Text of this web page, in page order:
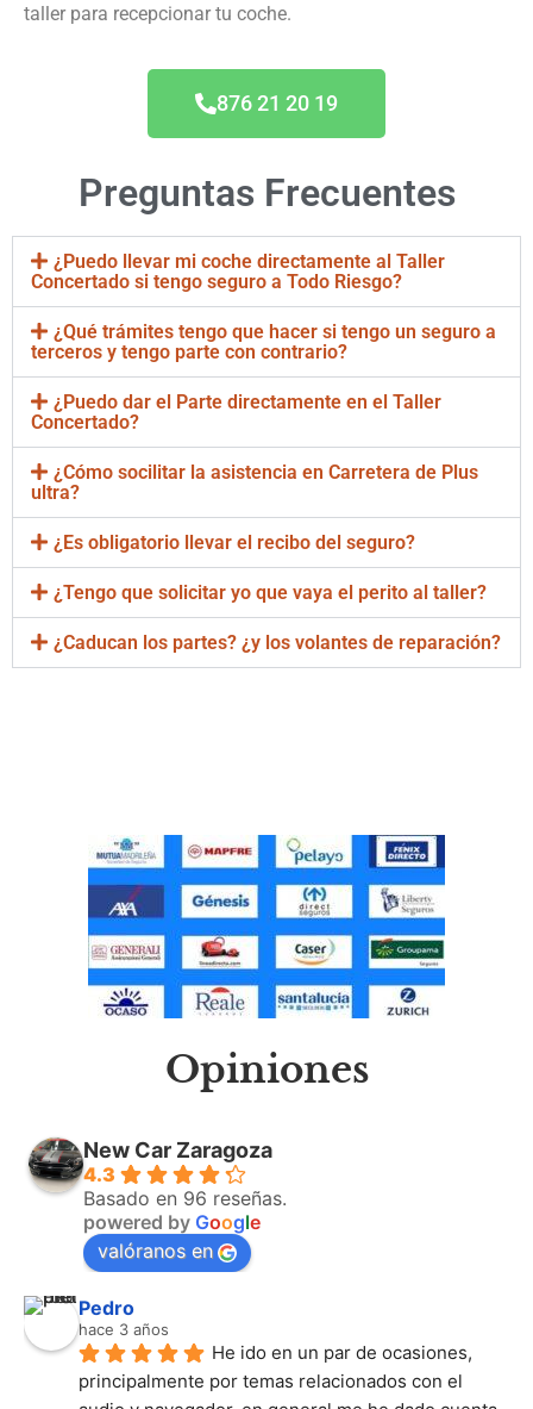
taller para recepcionar tu coche.
876 21 20 19
Preguntas Frecuentes
¿Puedo llevar mi coche directamente al Taller
Concertado si tengo seguro a Todo Riesgo?
¿Qué trámites tengo que hacer si tengo un seguro a
terceros y tengo parte con contrario?
¿Puedo dar el Parte directamente en el Taller
Concertado?
¿Cómo socilitar la asistencia en Carretera de Plus
ultra?
¿Es obligatorio llevar el recibo del seguro?
¿Tengo que solicitar yo que vaya el perito al taller?
¿Caducan los partes? ¿y los volantes de reparación?
Opiniones
New Car Zaragoza
4.3
Basado en 96 reseñas.
powered by Google
valóranos en
Pedro
hace 3 años
He ido en un par de ocasiones,
principalmente por temas relacionados con el